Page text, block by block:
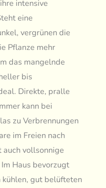
intensive
eine
vergrünen die
Pflanze mehr
das mangelnde
bis
Direkte, pralle
kann bei
zu Verbrennungen
im Freien nach
vollsonnige
Haus bevorzugt
gut belüfteten